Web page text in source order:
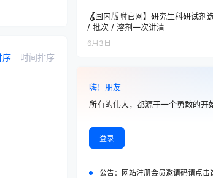
序 时间排序
6
【国内版附官网】研究生科研试剂
/ 批次 / 溶剂一次讲清
6月3日
嗨！朋友
所有的伟大，都源于一个勇敢的开
登录
公告： 网站注册会员邀请码请点击